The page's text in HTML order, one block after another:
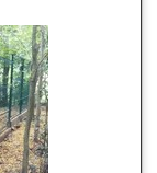
encontrado